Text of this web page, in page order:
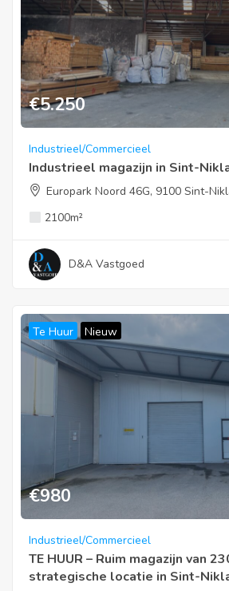
€5.250
Industrieel/Commercieel
Industrieel magazijn in Sint-
Europark Noord 46G, 9100 Sint-
2100m²
D&A Vastgoed
Te Huur Nieuw
€980
Industrieel/Commercieel
TE HUUR – Ruim magazijn van
strategische locatie in Sint-